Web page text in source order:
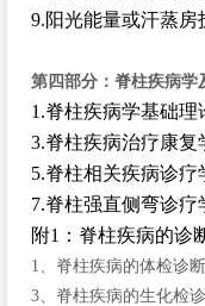
9.阳光能量或汗蒸
第四部分：脊柱疾病学
1.脊柱疾病学基础
3.脊柱疾病治疗康
5.脊柱相关疾病诊
7.脊柱强直侧弯诊
附1：脊柱疾病的诊
1、脊柱疾病的体检诊
3、脊柱疾病的生化检